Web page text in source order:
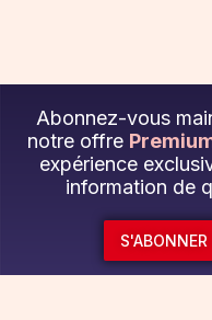
Abonnez-vous
notre offre
expérience
information de
S'ABONNER